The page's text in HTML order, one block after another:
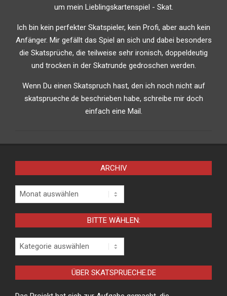
um mein Lieblingskartenspiel - Skat.
Ich bin kein perfekter Skatspieler, kein Profi, aber auch kein
Anfänger. Mir gefällt das Spiel an sich und dabei besonders
die Skatsprüche, die teilweise sehr ironisch, doppeldeutig
und trocken in der Skatrunde gedroschen werden.
Wenn Du einen Skatspruch hast, den ich noch nicht auf
skatsprueche.de beschrieben habe, schreibe mir doch
einfach eine Mail.
ARCHIV
Archiv
BITTE WÄHLEN:
Bitte
wählen:
ÜBER SKATSPRUECHE.DE